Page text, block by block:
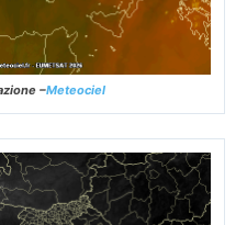
–Meteociel